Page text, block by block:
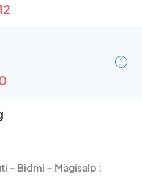
– Bidmi – Mägisalp :